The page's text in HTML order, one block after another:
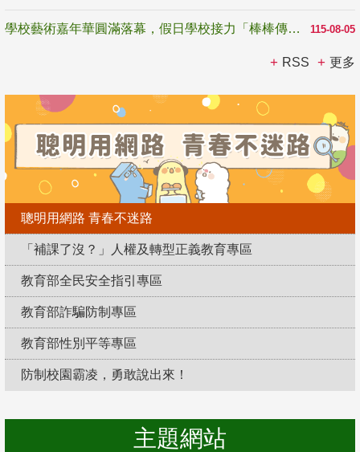
115-08-05
學校藝術嘉年華圓滿落幕，假日學校接力「棒棒傳美感」
RSS 更多
聰明用網路 青春不迷路
「補課了沒？」人權及轉型正義教育專區
教育部全民安全指引專區
教育部詐騙防制專區
教育部性別平等專區
防制校園霸凌，勇敢說出來！
主題網站